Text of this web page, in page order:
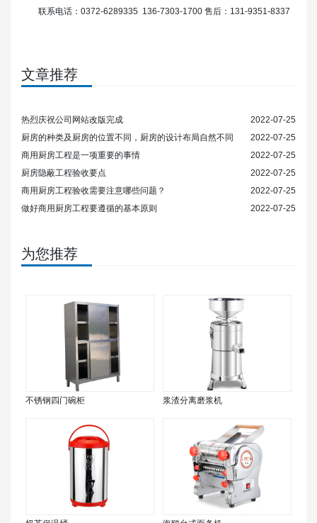
联系电话：0372-6289335 136-7303-1700 售后：131-9351-8337
文章推荐
热烈庆祝公司网站改版完成
2022-07-25
厨房的种类及厨房的位置不同，厨房的设计布局自然不同
2022-07-25
商用厨房工程是一项重要的事情
2022-07-25
厨房隐蔽工程验收要点
2022-07-25
商用厨房工程验收需要注意哪些问题？
2022-07-25
做好商用厨房工程要遵循的基本原则
2022-07-25
为您推荐
不锈钢四门碗柜 浆渣分离磨浆机